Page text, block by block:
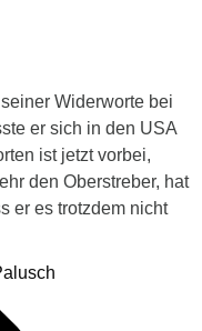
Widerworte bei
er sich in den USA
ist jetzt vorbei,
den Oberstreber, hat
er es trotzdem nicht